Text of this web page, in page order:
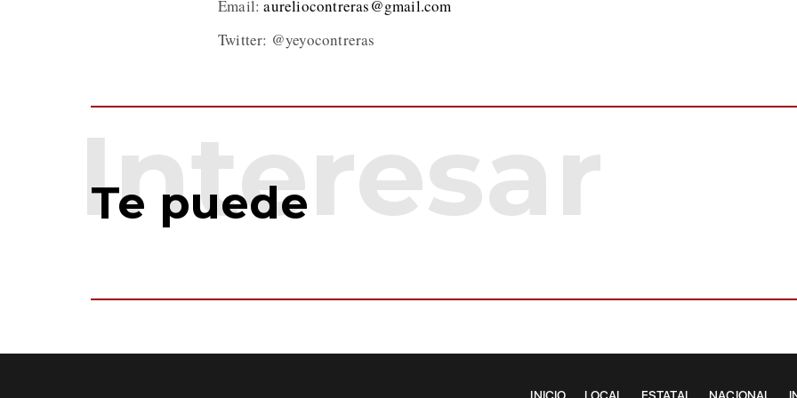
Email:aureliocontreras@gmail.com
Twitter: @yeyocontreras
Te puede